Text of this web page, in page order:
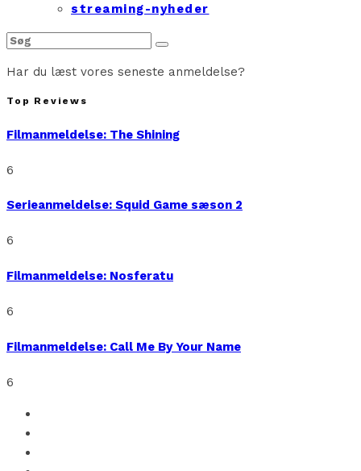
streaming-nyheder
Har du læst vores seneste anmeldelse?
Top Reviews
Filmanmeldelse: The Shining
6
Serieanmeldelse: Squid Game sæson 2
6
Filmanmeldelse: Nosferatu
6
Filmanmeldelse: Call Me By Your Name
6